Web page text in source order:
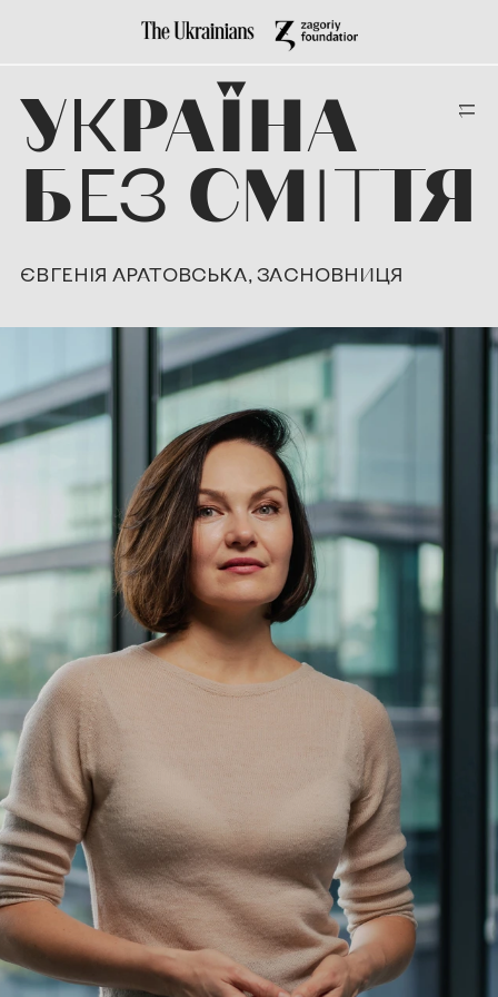
УКРАЇНА
БЕЗ СМІТТЯ
11
ЄВГЕНІЯ АРАТОВСЬКА, ЗАСНОВНИЦЯ